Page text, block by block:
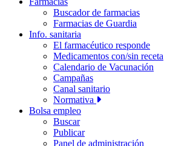
Buscador de farmacias
Farmacias de Guardia
Info. sanitaria
El farmacéutico responde
Medicamentos con/sin receta
Calendario de Vacunación
Campañas
Canal sanitario
Normativa
Bolsa empleo
Buscar
Publicar
Panel de administración